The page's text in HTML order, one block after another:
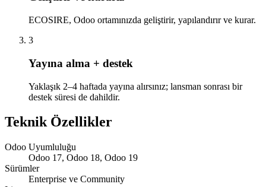
ECOSIRE, Odoo ortamınızda geliştirir, yapılandırır ve kurar.
3
Yayına alma + destek
Yaklaşık 2–4 haftada yayına alırsınız; lansman sonrası bir
destek süresi de dahildir.
Teknik Özellikler
Odoo Uyumluluğu
Odoo 17, Odoo 18, Odoo 19
Sürümler
Enterprise ve Community